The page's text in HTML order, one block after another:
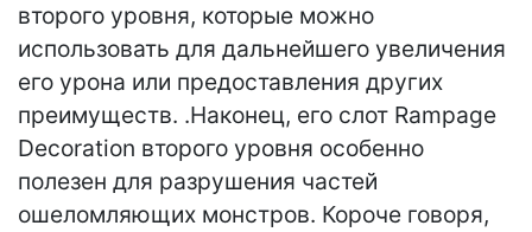
второго уровня, которые можно
использовать для дальнейшего увеличения
его урона или предоставления других
преимуществ. .Наконец, его слот Rampage
Decoration второго уровня особенно
полезен для разрушения частей
ошеломляющих монстров. Короче говоря,